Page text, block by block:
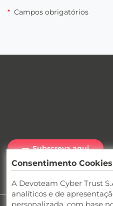
* Campos obrigatórios
Subscreva aqui
Veja as últimas
Consentimento Cookies
A Devoteam Cyber Trust
analíticos e de